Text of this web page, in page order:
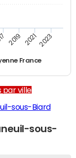
France
2019 2021 2023
par ville
sous-Biard
sous-